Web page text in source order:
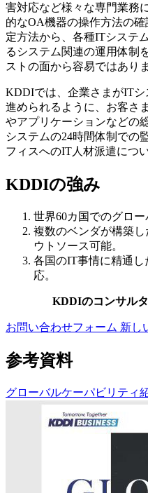
害対応など様々な専門業務
的なOA機器の操作方法の
定方法から、各種ITシステ
るシステム関連の運用体制
ストの面から容易ではあり
KDDIでは、企業さまがIT
進められるように、お客さ
やアプリケーションなどの
システムの24時間体制での
フィスへのIT人材派遣につ
KDDIの強み
世界60カ国でのグロー
複数のベンダが構築
ウトソース可能。
各国のIT事情に精通
応。
KDDIのコンサル
お問い合わせフォーム 新し
参考資料
グローバルケーパビリティ